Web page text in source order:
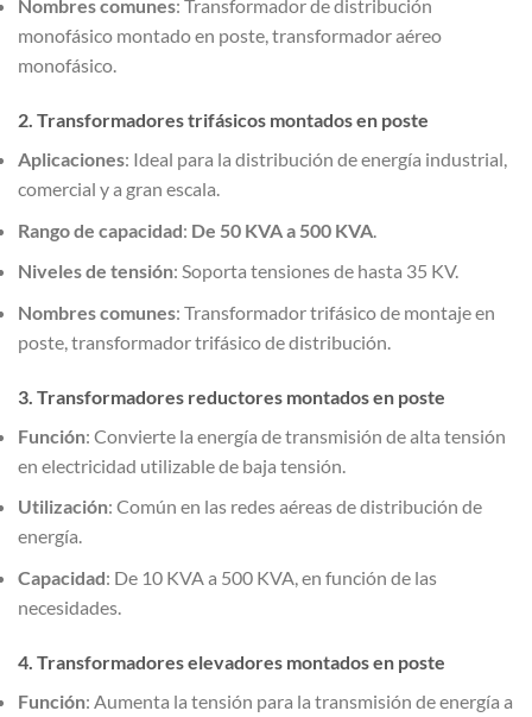
Nombres comunes: Transformador de distribución
monofásico montado en poste, transformador aéreo
monofásico.
2. Transformadores trifásicos montados en poste
Aplicaciones: Ideal para la distribución de energía industrial,
comercial y a gran escala.
Rango de capacidad: De 50 KVA a 500 KVA
Niveles de tensión: Soporta tensiones de hasta 35 KV.
Nombres comunes: Transformador trifásico de montaje en
poste, transformador trifásico de distribución.
3. Transformadores reductores montados en poste
Función: Convierte la energía de transmisión de alta tensión
en electricidad utilizable de baja tensión.
Utilización: Común en las redes aéreas de distribución de
energía.
Capacidad: De 10 KVA a 500 KVA, en función de las
necesidades.
4. Transformadores elevadores montados en poste
Función: Aumenta la tensión para la transmisión de energía a